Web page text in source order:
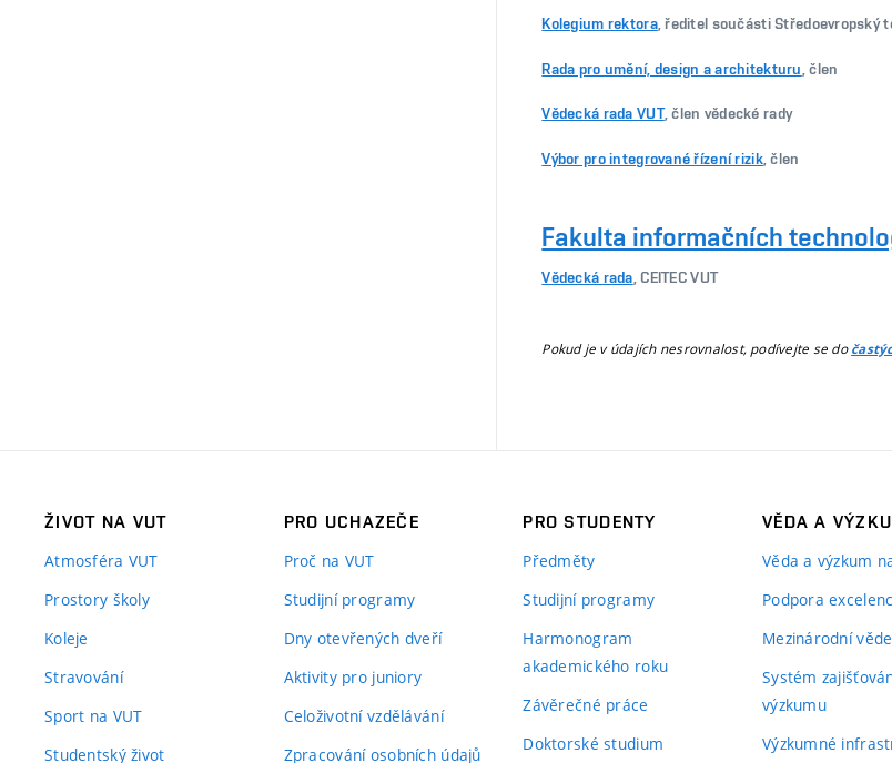
Kolegium rektora, ředitel součásti Středoevropský
Rada pro umění, design a architekturu , člen
Vědecká rada VUT, člen vědecké rady
Výbor pro integrované řízení rizik, člen
Fakulta informačních
Vědecká rada , CEITEC VUT
Pokud je v údajích nesrovnalost, podívejte se do
ŽIVOT NA VUT
Atmosféra VUT
Prostory školy
Koleje
Stravování
Sport na VUT
Studentský život
PRO UCHAZEČE
Proč na VUT
Studijní programy
Dny otevřených dveří
Aktivity pro juniory
Celoživotní vzdělávání
Zpracování osobních údajů
PRO STUDENTY
Předměty
Studijní programy
Harmonogram
akademického roku
Závěrečné práce
Doktorské studium
VĚDA A
Věda a výzkum
Podpora
Mezinárodní
Systém
výzkumu
Výzkumné